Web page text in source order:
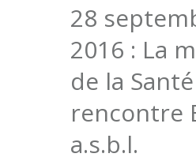
28
2016 : La
de la Santé
rencontre
a.s.b.l.